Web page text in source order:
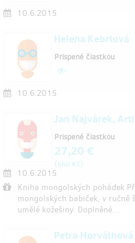
10.6.2015
Helena Kebrtová
10.6.2015
Prispené čiastkou
Jan Najvárek,
10.6.2015
Kniha mongolských pohádek
mongolských babiček, v ručně
umělé kožešiny. Doplněné…
Prispené čiastkou
27,20 €
(660 Kč)
Petra Horváthová